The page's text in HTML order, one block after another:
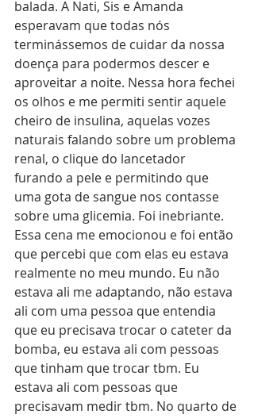
balada. A Nati, Sis e Amanda
esperavam que todas nós
terminássemos de cuidar da nossa
doença para podermos descer e
aproveitar a noite. Nessa hora fechei
os olhos e me permiti sentir aquele
cheiro de insulina, aquelas vozes
naturais falando sobre um problema
renal, o clique do lancetador
furando a pele e permitindo que
uma gota de sangue nos contasse
sobre uma glicemia. Foi inebriante.
Essa cena me emocionou e foi então
que percebi que com elas eu estava
realmente no meu mundo. Eu não
estava ali me adaptando, não estava
ali com uma pessoa que entendia
que eu precisava trocar o cateter da
bomba, eu estava ali com pessoas
que tinham que trocar tbm. Eu
estava ali com pessoas que
precisavam medir tbm. No quarto de